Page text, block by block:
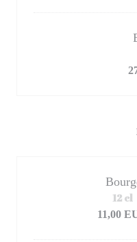
11,00
12 cl